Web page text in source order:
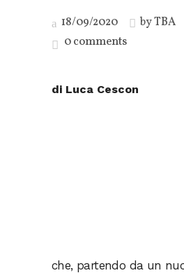
18/09/2020 byTBA
0 comments
di Luca Cescon
che, partendo da un